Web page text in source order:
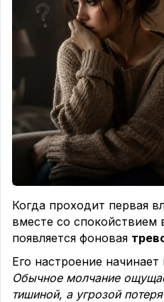
Когда проходит первая
вместе со спокойствием
появляется фоновая
Его настроение начинает
Обычное молчание
тишиной, а угрозой